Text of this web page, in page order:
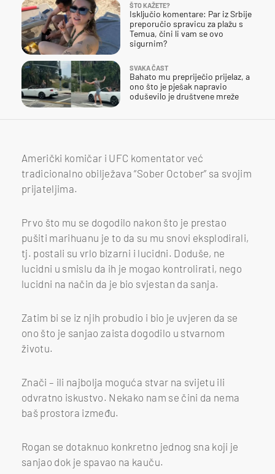
ŠTO KAŽETE?
Isključio komentare: Par iz Srbije
preporučio spravicu za plažu s
Temua, čini li vam se ovo
sigurnim?
SVAKA ČAST
Bahato mu prepriječio prijelaz, a
ono što je pješak napravio
oduševilo je društvene mreže
Američki komičar i UFC komentator već
tradicionalno obilježava “Sober October” sa svojim
prijateljima.
Prvo što mu se dogodilo nakon što je prestao
pušiti marihuanu je to da su mu snovi eksplodirali,
tj. postali su vrlo bizarni i lucidni. Doduše, ne
lucidni u smislu da ih je mogao kontrolirati, nego
lucidni na način da je bio svjestan da sanja.
Zatim bi se iz njih probudio i bio je uvjeren da se
ono što je sanjao zaista dogodilo u stvarnom
životu.
Znači – ili najbolja moguća stvar na svijetu ili
odvratno iskustvo. Nekako nam se čini da nema
baš prostora između.
Rogan se dotaknuo konkretno jednog sna koji je
sanjao dok je spavao na kauču.